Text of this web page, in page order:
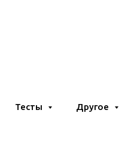
Тесты Другое